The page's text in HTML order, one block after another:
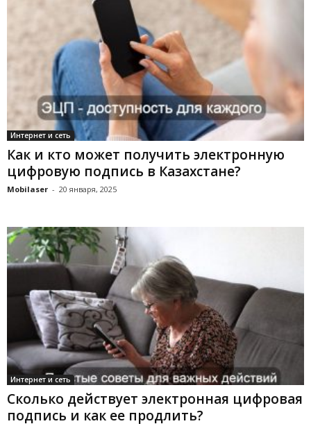
Интернет и сеть
Как и кто может получить электронную
цифровую подпись в Казахстане?
Mobilaser - 20 января, 2025
Интернет и сеть
Сколько действует электронная цифровая
подпись и как ее продлить?